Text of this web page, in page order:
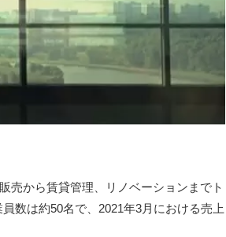
売から賃貸管理、リノベーションまでト
数は約50名で、2021年3月における売上